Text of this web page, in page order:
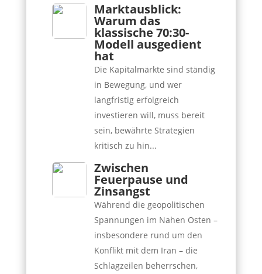
Marktausblick:
Warum das
klassische 70:30-
Modell ausgedient
hat
Die Kapitalmärkte sind ständig
in Bewegung, und wer
langfristig erfolgreich
investieren will, muss bereit
sein, bewährte Strategien
kritisch zu hin...
Zwischen
Feuerpause und
Zinsangst
Während die geopolitischen
Spannungen im Nahen Osten –
insbesondere rund um den
Konflikt mit dem Iran – die
Schlagzeilen beherrschen,